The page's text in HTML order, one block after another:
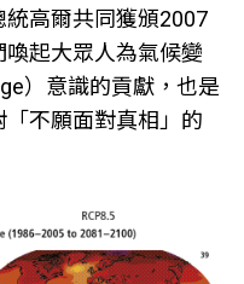
統高爾共同獲頒2007
起大眾人為氣候變
）意識的貢獻，也是
不願面對真相」的